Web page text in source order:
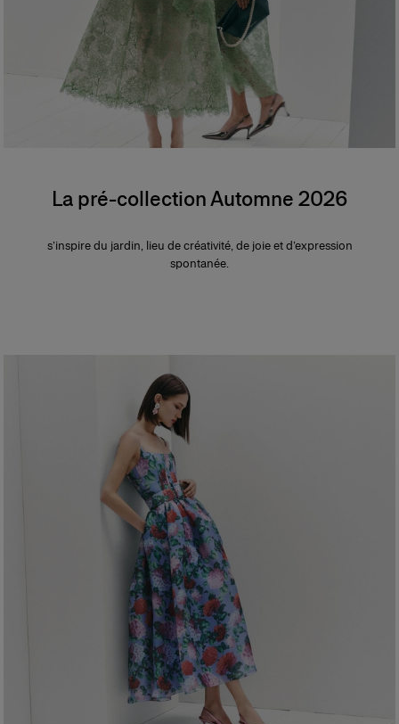
La pré-collection Automne 2026
s’inspire du jardin, lieu de créativité, de joie et d’expression
spontanée.